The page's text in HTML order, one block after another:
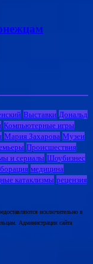
Выставки Дональд
Компьютерные игры
Мария Захарова Музеи
Происшествия
и сериалы Шоубизнес
медицина
катаклизмы рецензия
исключительно в
Администрация сайта